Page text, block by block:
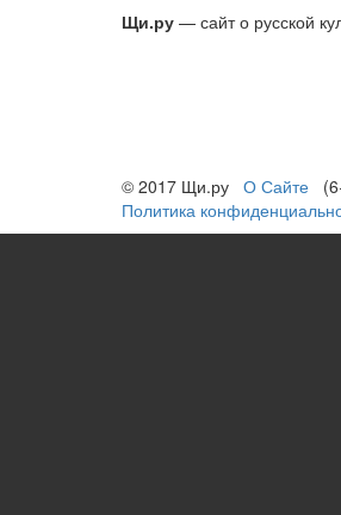
Щи.ру — сайт о русской
© 2017 Щи.ру О Сайте
Политика